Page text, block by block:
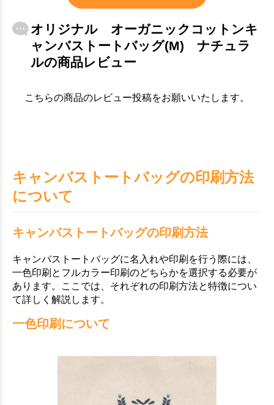
オリジナル オーガニックコットンキ
ャンバストートバッグ(M) ナチュラ
ルの商品レビュー
こちらの商品のレビュー投稿をお願いいたします。
キャンバストートバッグの印刷方法
について
キャンバストートバッグの印刷方法
キャンバストートバッグに名入れや印刷を行う際には、
一色印刷とフルカラー印刷のどちらかを選択する必要が
あります。ここでは、それぞれの印刷方法と特徴につい
て詳しく解説します。
一色印刷について